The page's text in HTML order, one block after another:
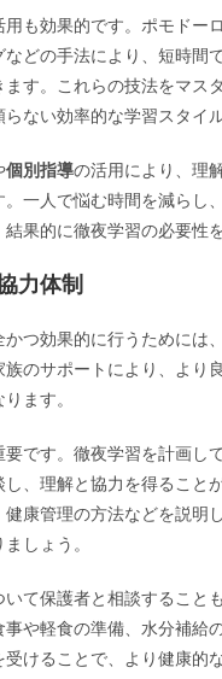
用も効果的です。ポモドー
などの手法により、短時間
ます。これらの技法をマス
ない効率的な学習スタイ
個別指導の活用により、理
。一人で悩む時間を減らし
果的に徹夜学習の必要性
力体制
かつ効果的に行うためには
族のサポートにより、より
ます。
要です。徹夜学習を計画し
し、理解と協力を得ること
康管理の方法などを説明
しょう。
いて保護者と相談すること
事や軽食の準備、水分補給
受けることで、より健康的